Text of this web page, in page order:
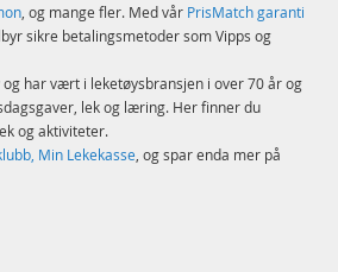
, og mange fler. Med vår PrisMatch garanti
sikre betalingsmetoder som Vipps og
har vært i leketøysbransjen i over 70 år og
lek og læring. Her finner du
og aktiviteter.
Min Lekekasse, og spar enda mer på